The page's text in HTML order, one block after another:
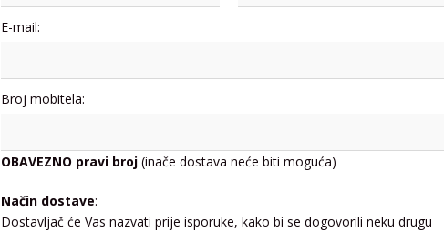
E-mail:
Broj mobitela:
OBAVEZNO pravi broj (inače dostava neće biti moguća)
Način dostave:
Dostavljač će Vas nazvati prije isporuke, kako bi se dogovorili neku drugu